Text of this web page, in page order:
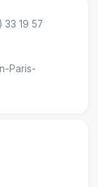
19 57
Paris-